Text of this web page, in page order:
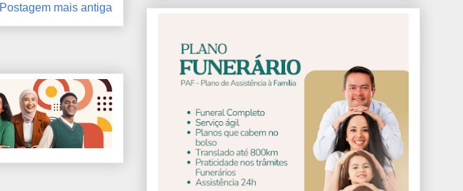
Postagem mais antiga